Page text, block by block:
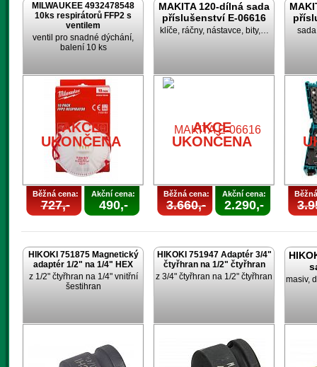
MILWAUKEE 4932478548
10ks respirátorů FFP2 s
ventilem
ventil pro snadné dýchání,
balení 10 ks
AKCE
UKONČENA
Běžná cena:
727,-
Akční cena:
490,-
MAKITA 120-dílná sada
příslušenství E-06616
klíče, ráčny, nástavce, bity,…
AKCE
UKONČENA
Běžná cena:
3.660,-
Akční cena:
2.290,-
HIKOKI 751875 Magnetický
adaptér 1/2" na 1/4" HEX
z 1/2" čtyřhran na 1/4" vnitřní
šestihran
HIKOKI 751947 Adaptér 3/4"
čtyřhran na 1/2" čtyřhran
z 3/4" čtyřhran na 1/2" čtyřhran
masiv,